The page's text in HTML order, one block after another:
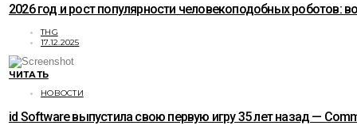
2026 год и рост популярности человекоподобных
THG
17.12.2025
ЧИТАТЬ
НОВОСТИ
id Software выпустила свою первую игру 35 лет назад —